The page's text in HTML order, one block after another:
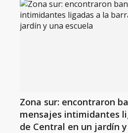
Zona sur: encontraron
mensajes intimidantes
de Central en un jardín